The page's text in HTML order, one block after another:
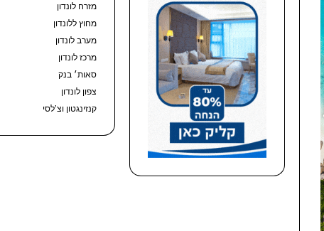
מזרח לונדון
מחוץ ללונדון
מערב לונדון
מרכז לונדון
סאות׳ בנק
צפון לונדון
קנזינגטון וצ’לסי